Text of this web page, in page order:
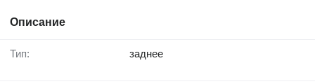
Описание
Тип: заднее